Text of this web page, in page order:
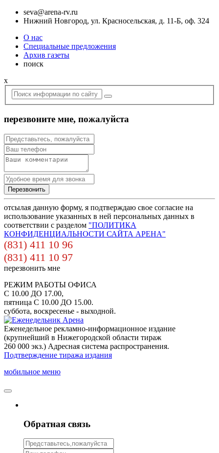
seva@arena-rv.ru
Нижний Новгород, ул. Красносельская, д. 11-Б, оф. 324
О нас
Специальные предложения
Архив газеты
поиск
x
перезвоните мне, пожалуйста
отсылая данную форму, я подтверждаю свое согласие на
использование указанных в ней персональных данных в
соответствии с разделом "ПОЛИТИКА
КОНФИДЕНЦИАЛЬНОСТИ САЙТА АРЕНА"
(831) 411 10 96
(831) 411 10 97
перезвонить мне
РЕЖИМ РАБОТЫ ОФИСА
С 10.00 ДО 17.00,
пятница С 10.00 ДО 15.00.
суббота, воскресенье - выходной.
Еженедельное рекламно-информационное издание
(крупнейший в Нижегородской области тираж
260 000 экз.) Адресная система распространения.
Подтверждение тиража издания
мобильное меню
Обратная связь